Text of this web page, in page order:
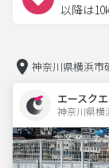
以降は
神奈川県横浜市
エースク
神奈川県横